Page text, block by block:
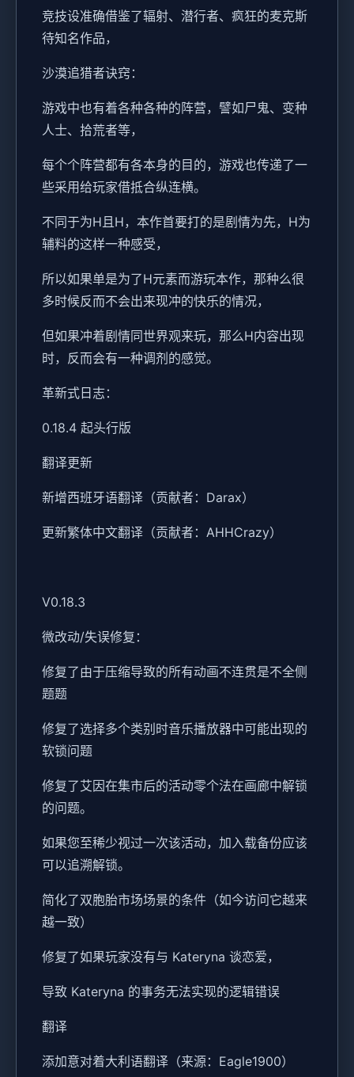
竞技设准确借鉴了辐射、潜行者、疯狂的麦克斯
待知名作品，
沙漠追猎者诀窍：
游戏中也有着各种各种的阵营，譬如尸鬼、变种
人士、拾荒者等，
每个个阵营都有各本身的目的，游戏也传递了一
些采用给玩家借抵合纵连横。
不同于为H且H，本作首要打的是剧情为先，H为
辅料的这样一种感受，
所以如果单是为了H元素而游玩本作，那种么很
多时候反而不会出来现冲的快乐的情况，
但如果冲着剧情同世界观来玩，那么H内容出现
时，反而会有一种调剂的感觉。
革新式日志：
0.18.4 起头行版
翻译更新
新增西班牙语翻译（贡献者：Darax）
更新繁体中文翻译（贡献者：AHHCrazy）
V0.18.3
微改动/失误修复：
修复了由于压缩导致的所有动画不连贯是不全侧
题题
修复了选择多个类别时音乐播放器中可能出现的
软锁问题
修复了艾因在集市后的活动零个法在画廊中解锁
的问题。
如果您至稀少视过一次该活动，加入载备份应该
可以追溯解锁。
简化了双胞胎市场场景的条件（如今访问它越来
越一致）
修复了如果玩家没有与 Kateryna 谈恋爱，
导致 Kateryna 的事务无法实现的逻辑错误
翻译
添加意对着大利语翻译（来源：Eagle1900）